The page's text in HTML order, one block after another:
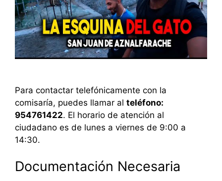
Para contactar telefónicamente con la
comisaría, puedes llamar al teléfono:
954761422. El horario de atención al
ciudadano es de lunes a viernes de 9:00 a
14:30.
Documentación Necesaria